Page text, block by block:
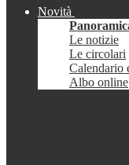
Novità
Le notizie
Le circolari
Calendario
Albo online